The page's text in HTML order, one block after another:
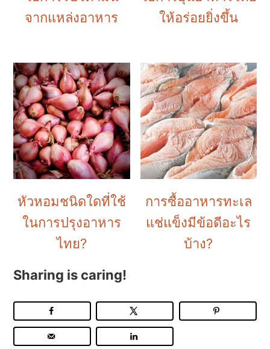
จากแหล่งอาหาร
ให้อร่อยยิ่งขึ้น
หัวหอมชนิดใดที่ใช้
ในการปรุงอาหาร
ไทย?
การซื้ออาหารทะเล
แช่แข็งมีข้อดีอะไร
บ้าง?
Sharing is caring!